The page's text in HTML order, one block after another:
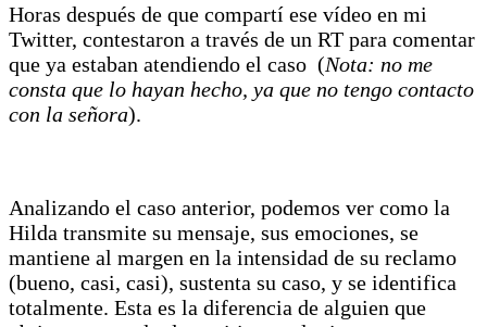
Horas después de que compartí ese vídeo en mi
Twitter, contestaron a través de un RT para comentar
que ya estaban atendiendo el caso (Nota: no me
consta que lo hayan hecho, ya que no tengo contacto
con la señora).
Analizando el caso anterior, podemos ver como la
Hilda transmite su mensaje, sus emociones, se
mantiene al margen en la intensidad de su reclamo
(bueno, casi, casi), sustenta su caso, y se identifica
totalmente. Esta es la diferencia de alguien que